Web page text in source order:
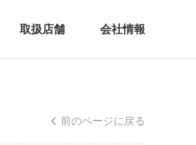
取扱店舗 会社情報
前のページに戻る